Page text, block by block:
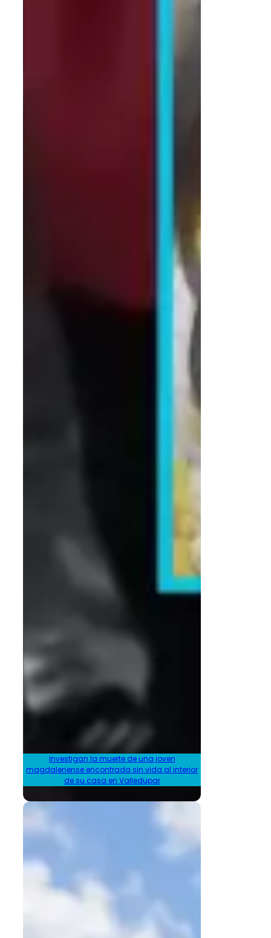
Investigan la muerte de una joven
magdalenense encontrada sin vida al interior
de su casa en Valledupar